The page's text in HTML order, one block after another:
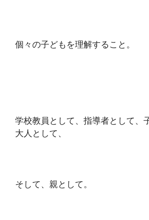
個々の子どもを理解すること。
学校教員として、指導者として、
大人として、
そして、親として。